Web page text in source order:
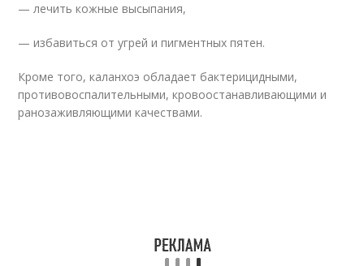
— лечить кожные высыпания,
— избавиться от угрей и пигментных пятен.
Кроме того, каланхоэ обладает бактерицидными,
противовоспалительными, кровоостанавливающими и
ранозаживляющими качествами.